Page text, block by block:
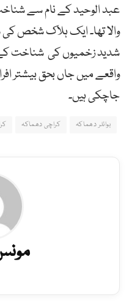
عبد الوحید کے نام سے
والا تھا۔ ایک ہلاک شخص
شدید زخمیوں کی شناخت
واقعے میں جاں بحق بیشتر
جاچکی ہیں۔
بوائلر دھماکہ کراچی دھماکہ